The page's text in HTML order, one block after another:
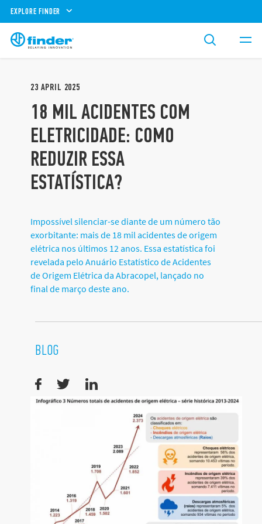
EXPLORE FINDER
23 APRIL 2025
18 MIL ACIDENTES COM
ELETRICIDADE: COMO
REDUZIR ESSA
ESTATÍSTICA?
Impossível silenciar-se diante de um número tão
exorbitante: mais de 18 mil acidentes de origem
elétrica nos últimos 12 anos. Essa estatística foi
revelada pelo Anuário Estatístico de Acidentes
de Origem Elétrica da Abracopel, lançado no
final de março deste ano.
BLOG